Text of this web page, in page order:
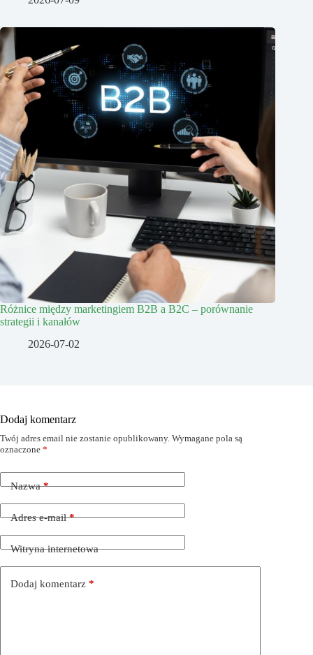
Różnice między marketingiem B2B a B2C – porównanie
strategii i kanałów
2026-07-02
Dodaj komentarz
Twój adres email nie zostanie opublikowany. Wymagane pola są
oznaczone *
Nazwa*
Adres e-mail*
Witryna internetowa
Dodaj komentarz *